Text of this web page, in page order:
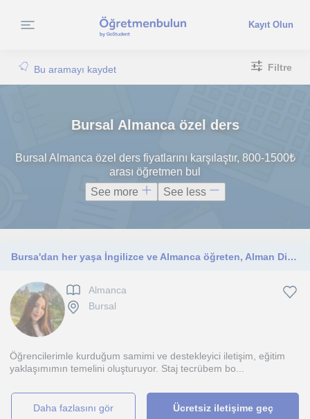
Kayıt Olun
Bu aramayı kaydet Filtre
Bursal Almanca özel ders
Bursal Almanca özel ders fiyatlarını karşılaştır, 800-1500₺
arası öğretmen bul
See more
See less
Bursa'dan her yaşa İngilizce ve Almanca öğreten, Alman Dili ve Edebiyatı mezunu genç eğitmenim.
Almanca
Bursal
Öğrencilerimle kurduğum samimi ve destekleyici iletişim, eğitim
yaklaşımımın temelini oluşturuyor. Staj tecrübem bo...
daha fazlasını gör Ücretsiz iletişime geç